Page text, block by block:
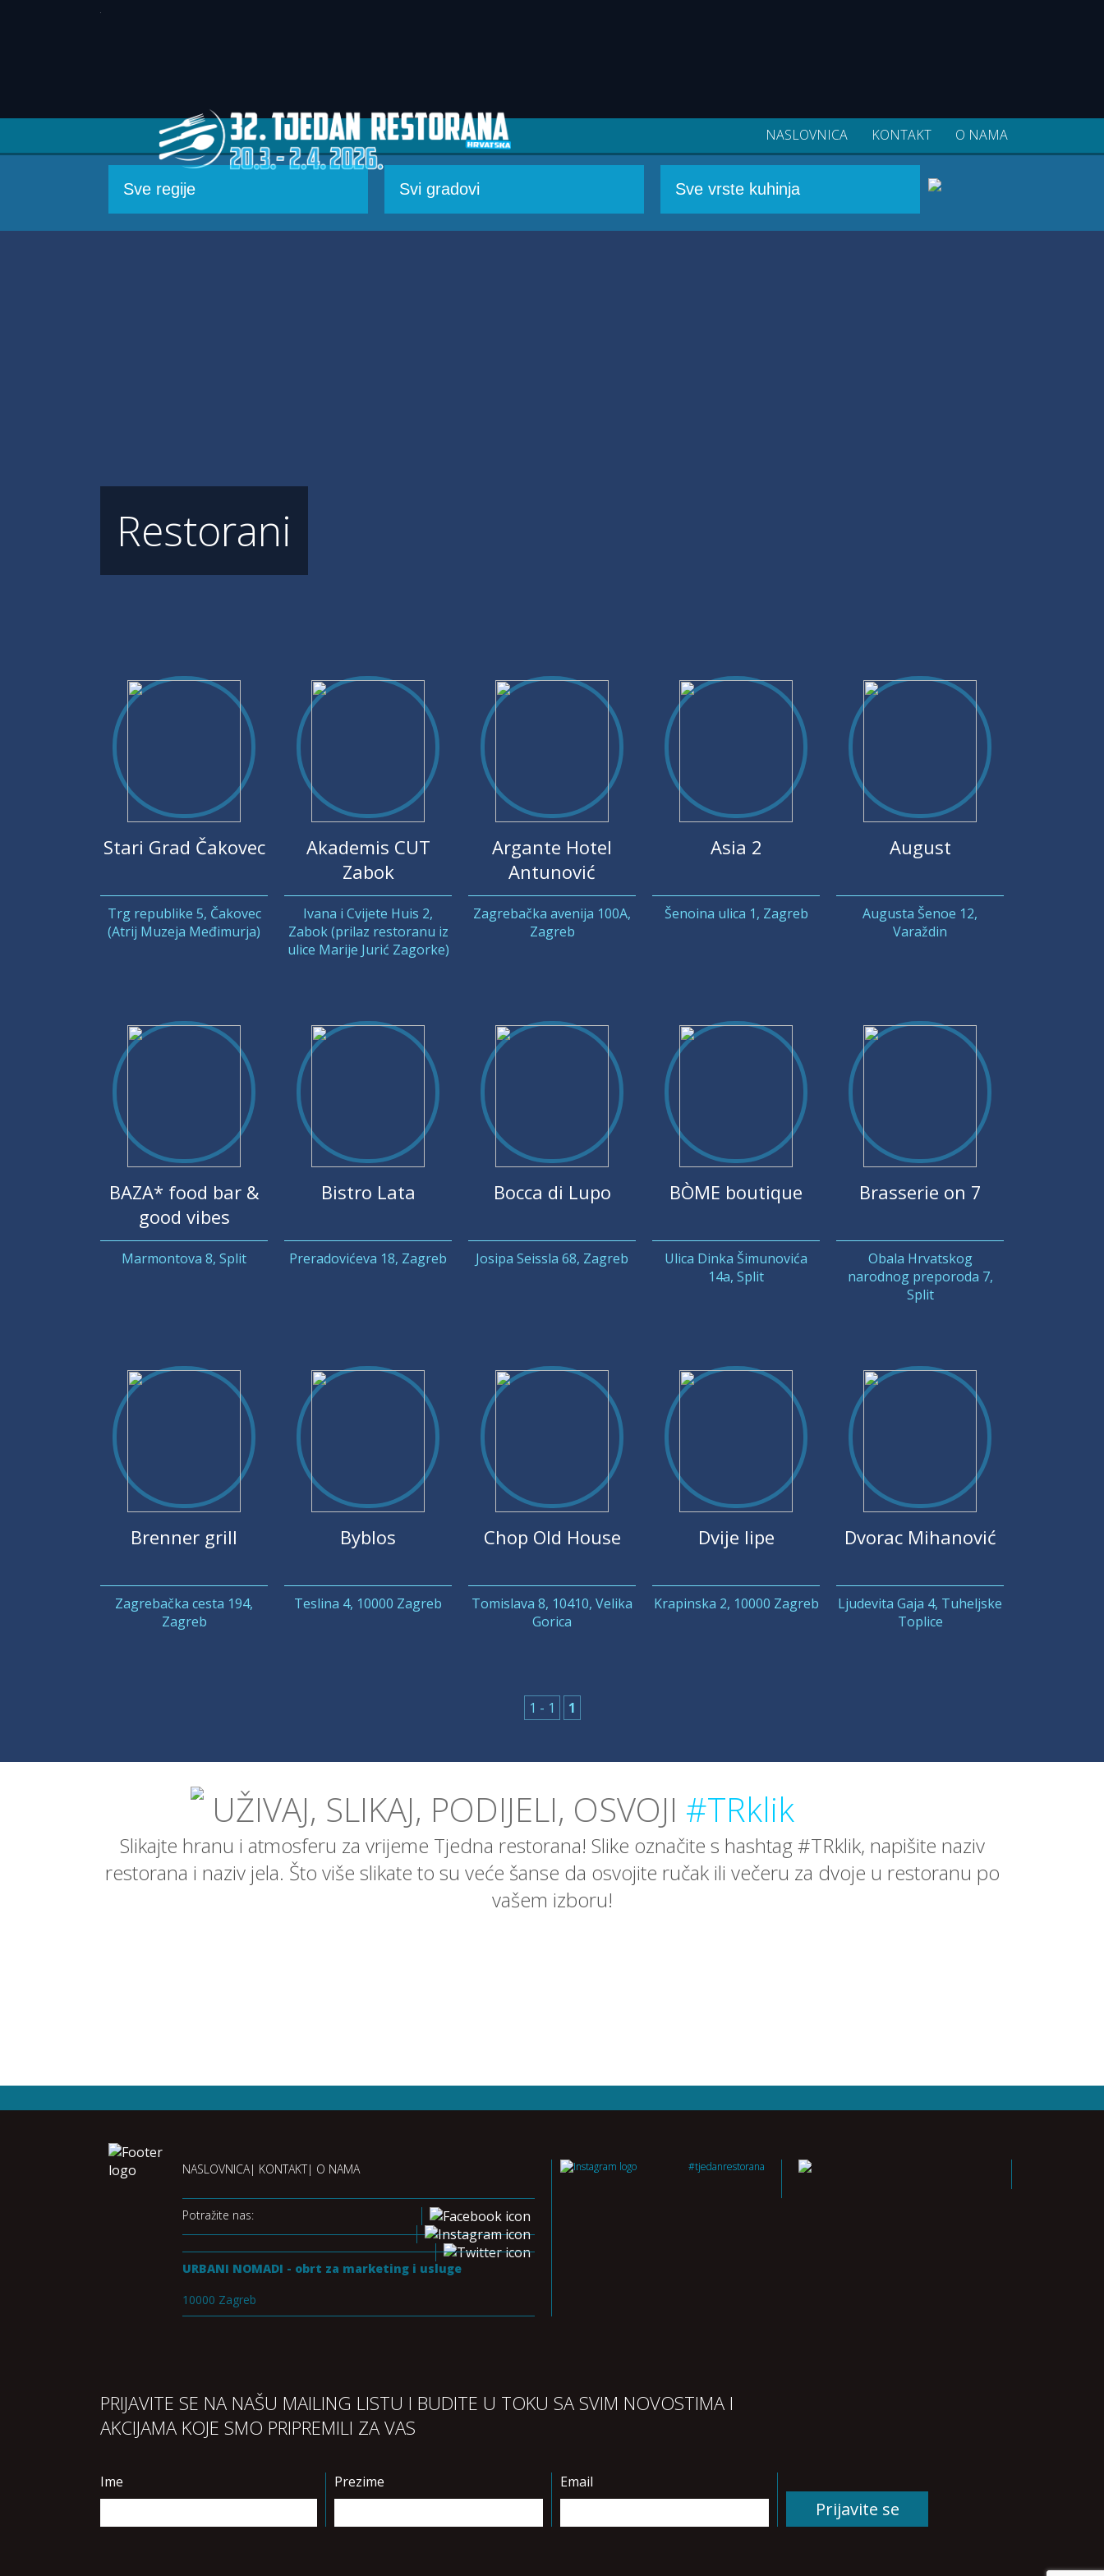
NASLOVNICA KONTAKT O NAMA
Restorani
Stari Grad Čakovec
Trg republike 5, Čakovec
(Atrij Muzeja Međimurja)
Akademis CUT
Zabok
Ivana i Cvijete Huis 2,
Zabok (prilaz restoranu iz
ulice Marije Jurić Zagorke)
Argante Hotel
Antunović
Zagrebačka avenija 100A,
Zagreb
Asia 2
Šenoina ulica 1, Zagreb
August
Augusta Šenoe 12,
Varaždin
BAZA* food bar &
good vibes
Marmontova 8, Split
Bistro Lata
Preradovićeva 18, Zagreb
Bocca di Lupo
Josipa Seissla 68, Zagreb
BÒME boutique
Ulica Dinka Šimunovića
14a, Split
Brasserie on 7
Obala Hrvatskog
narodnog preporoda 7,
Split
Brenner grill
Zagrebačka cesta 194,
Zagreb
Byblos
Teslina 4, 10000 Zagreb
Chop Old House
Tomislava 8, 10410, Velika
Gorica
Dvije lipe
Krapinska 2, 10000 Zagreb
Dvorac Mihanović
Ljudevita Gaja 4, Tuheljske
Toplice
1 - 1 1
UŽIVAJ, SLIKAJ, PODIJELI, OSVOJI #TRklik
Slikajte hranu i atmosferu za vrijeme Tjedna restorana! Slike označite s hashtag #TRklik, napišite naziv
restorana i naziv jela. Što više slikate to su veće šanse da osvojite ručak ili večeru za dvoje u restoranu po
vašem izboru!
NASLOVNICA KONTAKT O NAMA
Potražite nas:
URBANI NOMADI - obrt za marketing i usluge
10000 Zagreb
#tjedanrestorana
PRIJAVITE SE NA NAŠU MAILING LISTU I BUDITE U TOKU SA SVIM NOVOSTIMA I
AKCIJAMA KOJE SMO PRIPREMILI ZA VAS
Ime Prezime Email